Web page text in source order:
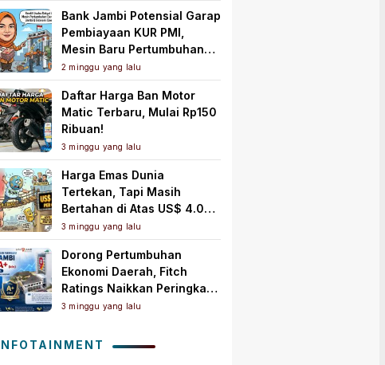
Bank Jambi Potensial Garap
Pembiayaan KUR PMI,
Mesin Baru Pertumbuhan
Ekonomi Daerah
2 minggu yang lalu
Daftar Harga Ban Motor
Matic Terbaru, Mulai Rp150
Ribuan!
3 minggu yang lalu
Harga Emas Dunia
Tertekan, Tapi Masih
Bertahan di Atas US$ 4.000
per Ons Troi
3 minggu yang lalu
Dorong Pertumbuhan
Ekonomi Daerah, Fitch
Ratings Naikkan Peringkat
Bank Jambi Jadi ‘A+(idn)’
3 minggu yang lalu
INFOTAINMENT